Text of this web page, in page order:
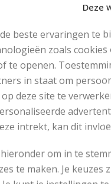
Deze
beste ervaringen te
zoals
te openen.
in staat om
op deze site te
intrekt, kan dit
om in te
te maken. Je